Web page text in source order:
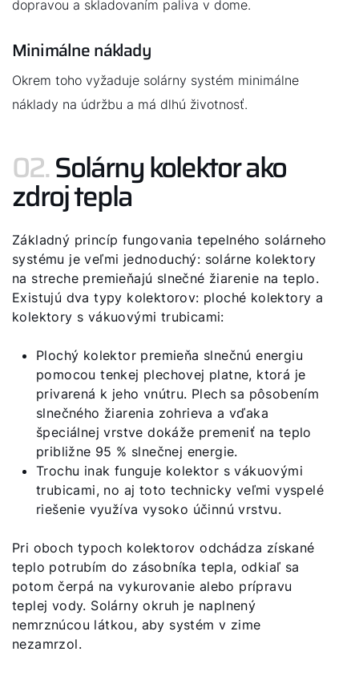
dopravou a skladovaním paliva v dome.
Minimálne náklady
Okrem toho vyžaduje solárny systém minimálne
náklady na údržbu a má dlhú životnosť.
02.Solárny kolektor ako
zdroj tepla
Základný princíp fungovania tepelného solárneho
systému je veľmi jednoduchý: solárne kolektory
na streche premieňajú slnečné žiarenie na teplo.
Existujú dva typy kolektorov: ploché kolektory a
kolektory s vákuovými trubicami:
Plochý kolektor premieňa slnečnú energiu
pomocou tenkej plechovej platne, ktorá je
privarená k jeho vnútru. Plech sa pôsobením
slnečného žiarenia zohrieva a vďaka
špeciálnej vrstve dokáže premeniť na teplo
približne 95 % slnečnej energie.
Trochu inak funguje kolektor s vákuovými
trubicami, no aj toto technicky veľmi vyspelé
riešenie využíva vysoko účinnú vrstvu.
Pri oboch typoch kolektorov odchádza získané
teplo potrubím do zásobníka tepla, odkiaľ sa
potom čerpá na vykurovanie alebo prípravu
teplej vody. Solárny okruh je naplnený
nemrznúcou látkou, aby systém v zime
nezamrzol.
Obchodný tím
Kariéra
5-ročná záruka
Dotácie